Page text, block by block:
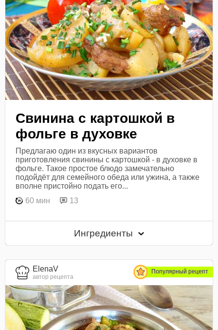
Свинина с картошкой в
фольге в духовке
Предлагаю один из вкусных вариантов
приготовления свинины с картошкой - в духовке в
фольге. Такое простое блюдо замечательно
подойдёт для семейного обеда или ужина, а также
вполне пристойно подать его...
60 мин
13
Ингредиенты
ElenaV
автор рецепта
Популярный рецепт